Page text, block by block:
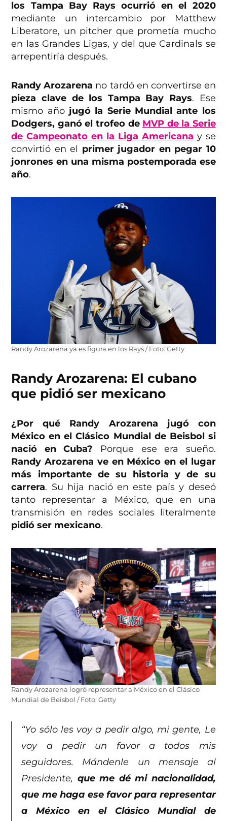
los Tampa Bay Rays ocurrió en el 2020
mediante un intercambio por Matthew
Liberatore, un pitcher que prometía mucho
en las Grandes Ligas, y del que Cardinals se
arrepentiría después.
Randy Arozarena no tardó en convertirse en
pieza clave de los Tampa Bay Rays. Ese
mismo año jugó la Serie Mundial ante los
Dodgers, ganó el trofeo de MVP de la Serie
de Campeonato en la Liga Americana y se
convirtió en el primer jugador en pegar 10
jonrones en una misma postemporada ese
año.
Randy Arozarena ya es figura en los Rays / Foto: Getty
Randy Arozarena: El cubano
que pidió ser mexicano
¿Por qué Randy Arozarena jugó con
México en el Clásico Mundial de Beisbol si
nació en Cuba? Porque ese era sueño.
Randy Arozarena ve en México en el lugar
más importante de su historia y de su
carrera. Su hija nació en este país y deseó
tanto representar a México, que en una
transmisión en redes sociales literalmente
pidió ser mexicano.
Randy Arozarena logró representar a México en el Clásico
Mundial de Beisbol / Foto: Getty
“Yo sólo les voy a pedir algo, mi gente, Le
voy a pedir un favor a todos mis
seguidores. Mándenle un mensaje al
Presidente, que me dé mi nacionalidad,
que me haga ese favor para representar
a México en el Clásico Mundial de